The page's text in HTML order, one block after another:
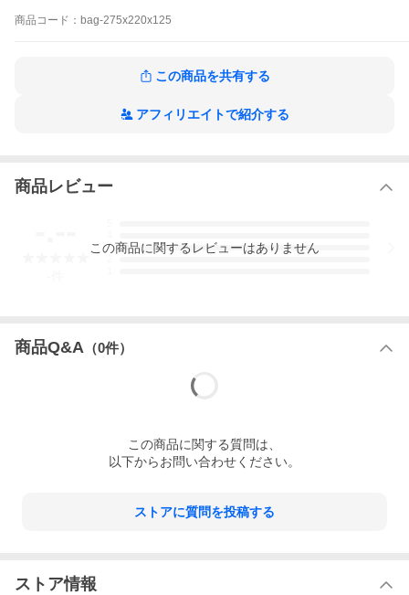
商品 コード： bag-275x220x125
この商品を共有する
アフィリエイトで紹介する
商品レビュー
3
この商品に関するレビューはありません
商品Q&A （0件）
この商品に関する質問は、
以下からお問い合わせください。
ストアに質問を投稿する
ストア情報